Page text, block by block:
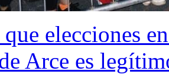
elecciones
Arce es